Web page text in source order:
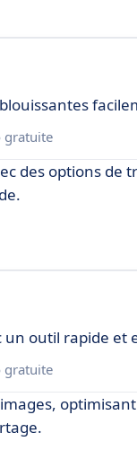
gratuite
des options de
un outil rapide et
gratuite